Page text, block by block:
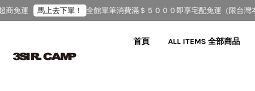
免運 馬上去下單！ 全館單筆消費滿＄５０００即享宅配免運（限台灣本
首頁 ALL ITEMS 全部商品